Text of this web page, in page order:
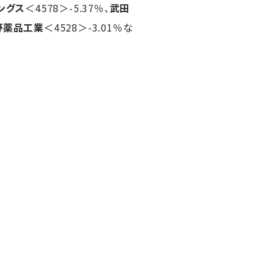
グス＜4578＞-5.37％、武田
品工業＜4528＞-3.01％な